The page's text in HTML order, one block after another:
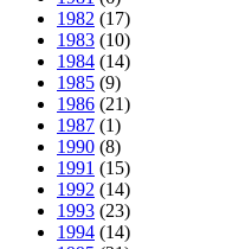
1982 (17)
1983 (10)
1984 (14)
1985 (9)
1986 (21)
1987 (1)
1990 (8)
1991 (15)
1992 (14)
1993 (23)
1994 (14)